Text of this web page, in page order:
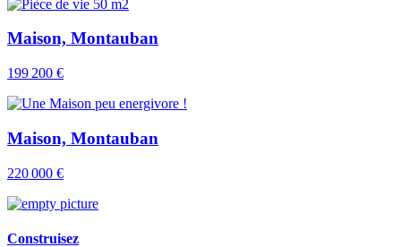
Maison, Montauban
199 200 €
Maison, Montauban
220 000 €
Construisez